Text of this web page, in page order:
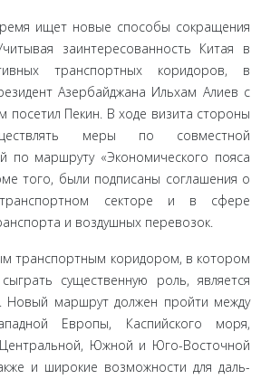
ищет новые способы сокраще­ния
заинтересованность Китая в
транспортных коридоров, в
Азербайджана Ильхам Алиев с
посетил Пекин. В ходе визита стороны
меры по совместной
по маршруту «Экономического пояса
того, были подписаны соглашения о
секторе и в сфере
и воздушных перевозок.
транспортным коридором, в котором
существенную роль, яв­ляется
Новый маршрут должен пройти между
Европы, Каспийского моря,
Центральной, Южной и Юго-Восточной
и широкие возможности для даль­